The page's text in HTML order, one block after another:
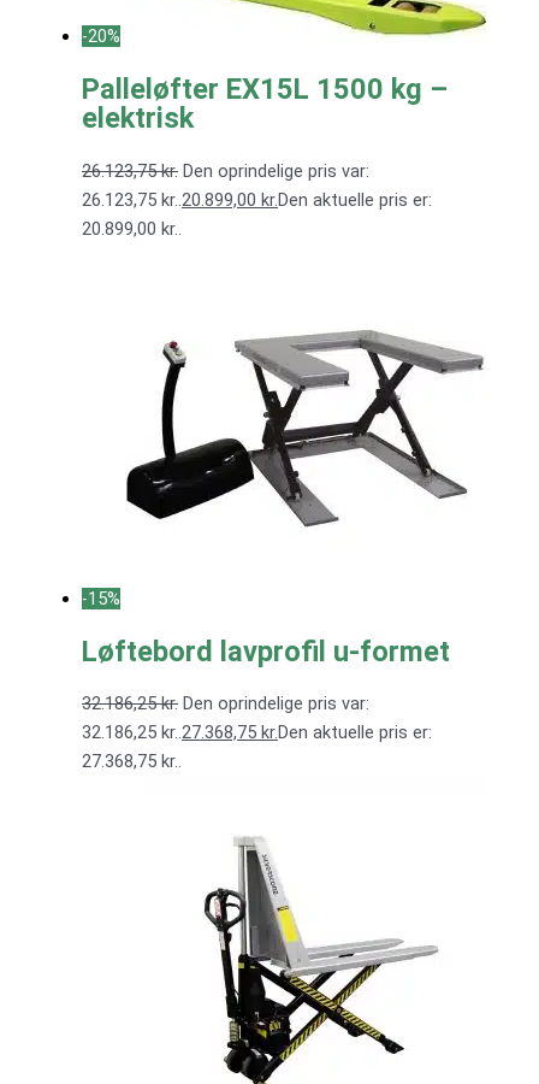
-20%
Palleløfter EX15L 1500 kg –
elektrisk
26.123,75kr. Den oprindelige pris var:
26.123,75 kr..20.899,00 kr.Den aktuelle pris er:
20.899,00 kr..
-15%
Løftebord lavprofil u-formet
32.186,25kr. Den oprindelige pris var:
32.186,25 kr..27.368,75 kr.Den aktuelle pris er:
27.368,75 kr..